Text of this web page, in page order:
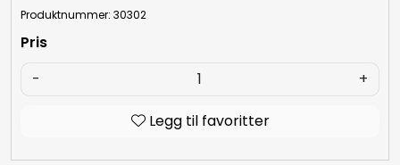
Produktnummer: 30302
- +
Legg til favoritter